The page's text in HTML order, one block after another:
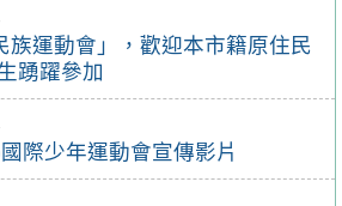
族運動會」，歡迎本市籍原住民
踴躍參加
際少年運動會宣傳影片